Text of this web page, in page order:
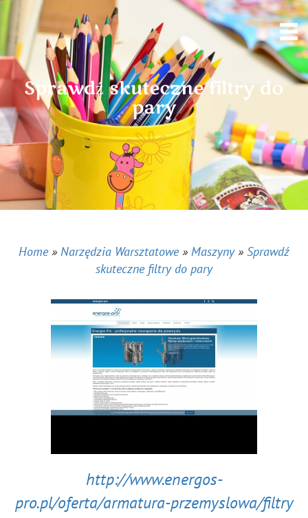
Sprawdź skuteczne filtry do
pary
Home» Narzędzia Warsztatowe» Maszyny» Sprawdź
skuteczne filtry do pary
http://www.energos-
pro.pl/oferta/armatura-przemyslowa/filtry